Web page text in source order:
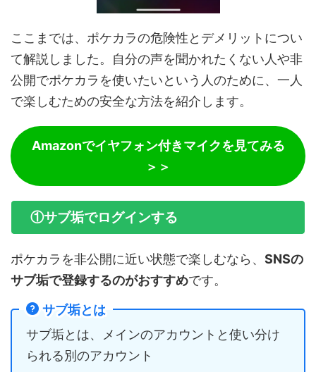
ここまでは、ポケカラの危険性とデメリットについ
て解説しました。自分の声を聞かれたくない人や非
公開でポケカラを使いたいという人のために、一人
で楽しむための安全な方法を紹介します。
Amazonでイヤフォン付きマイクを見てみる
＞＞
①サブ垢でログインする
ポケカラを非公開に近い状態で楽しむなら、 SNSの
サブ垢で登録するのがおすすめです。
サブ垢とは
サブ垢とは、メインのアカウントと使い分け
られる別のアカウント